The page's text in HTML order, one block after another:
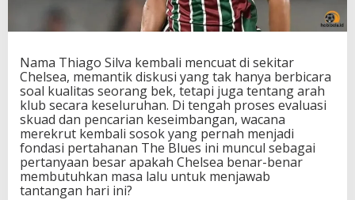
S
i
a
k
e
C
h
e
s
e
Nama Thiago Silva kembali mencuat di sekitar
Chelsea, memantik diskusi yang tak hanya berbicara
soal kualitas seorang bek, tetapi juga tentang arah
klub secara keseluruhan. Di tengah proses evaluasi
skuad dan pencarian keseimbangan, wacana
merekrut kembali sosok yang pernah menjadi
fondasi pertahanan The Blues ini muncul sebagai
pertanyaan besar apakah Chelsea benar-benar
membutuhkan masa lalu untuk menjawab
tantangan hari ini?